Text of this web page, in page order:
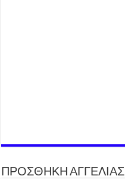
ΠΡΟΣΘΗΚΗ ΑΓΓΕΛΙΑΣ